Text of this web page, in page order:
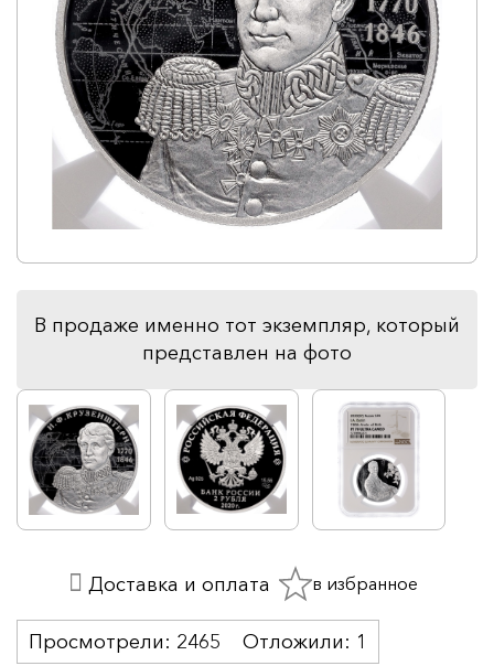
В продаже именно тот экземпляр, который
представлен на фото
Просмотрели: 2465 Отложили: 1
Доставка и оплата в избранное